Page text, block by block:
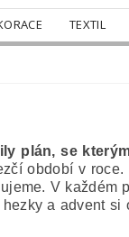
TEXTIL
plán, se
období v
V
a advent si